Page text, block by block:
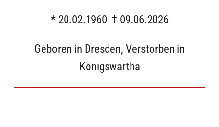
* 20.02.1960 † 09.06.2026
Geboren in Dresden, Verstorben in
Königswartha